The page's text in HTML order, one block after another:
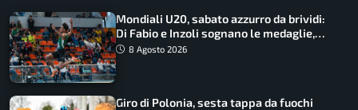
Mondiali U20, sabato azzurro da brividi:
Di Fabio e Inzoli sognano le medaglie,
Castellani e Succo in finale
8 Agosto 2026
Giro di Polonia, sesta tappa da fuochi